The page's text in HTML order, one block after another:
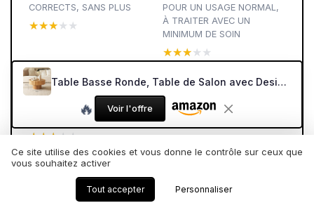
CORRECTS, SANS PLUS
★★★★★
★★★★★
POUR UN USAGE NORMAL,
À TRAITER AVEC UN
MINIMUM DE SOIN
★★★★★
★★★★★
STABILITÉ ET USAGE AU
QUOTIDIEN : ÇA TIENT,
MAIS CE N’EST PAS UNE
TABLE DE COMBAT
★★★★★
★★★★★
PRÉSENTATION GLOBALE :
VRAIMENT
★★★★★
★★★★★
Meubles et
Table Basse Ronde, Table de Salon avec Design strié, Table Basse Couleur Bois Naturel en Forme de Champignon avec Les Dimensions φ70 × 38 cm, Table de Salon en pin pour Salon, Chambre
🔥 Voir l'offre
Ce site utilise des cookies et vous donne le contrôle sur ceux que
vous souhaitez activer
Tout accepter Personnaliser